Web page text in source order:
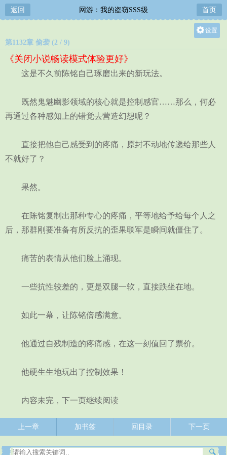
返回 网游：我的盗窃SSS级 首页
设置
第1132章 偷袭 (2 / 9)
《关闭小说畅读模式体验更好》
这是不久前陈铭自己琢磨出来的新玩法。
既然鬼魅幽影领域的核心就是控制感官……那么，何必
再通过各种感知上的错觉去营造幻想呢？
直接把他自己感受到的疼痛，原封不动地传递给那些人
不就好了？
果然。
在陈铭复制出那种专心的疼痛，平等地给予给每个人之
后，那群刚要准备有所反抗的歪果联军是瞬间就僵住了。
痛苦的表情从他们脸上涌现。
一些抗性较差的，更是双腿一软，直接跌坐在地。
如此一幕，让陈铭倍感满意。
他通过自残制造的疼痛感，在这一刻值回了票价。
他硬生生地玩出了控制效果！
内容未完，下一页继续阅读
上一章 加书签 回目录 下一页